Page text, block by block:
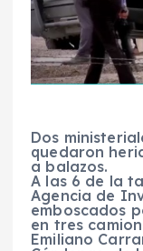
Dos
quedaron
a balazos.
A las 6 de la
Agencia de
emboscados
en tres
Emiliano